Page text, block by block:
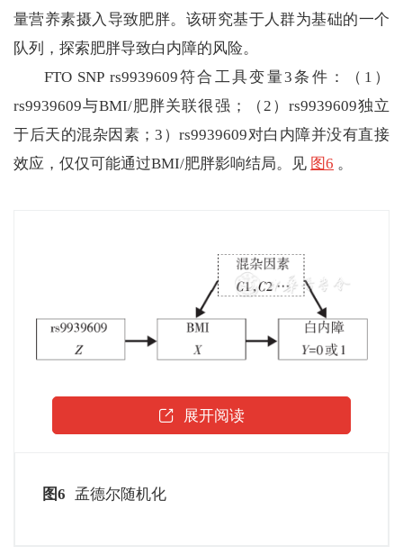
量营养素摄入导致肥胖。该研究基于人群为基础的一个
队列，探索肥胖导致白内障的风险。
FTO SNP rs9939609符合工具变量3条件：（1）
rs9939609与BMI/肥胖关联很强；（2）rs9939609独立
于后天的混杂因素；3）rs9939609对白内障并没有直接
效应，仅仅可能通过BMI/肥胖影响结局。见 图6 。
展开阅读
图6 孟德尔随机化